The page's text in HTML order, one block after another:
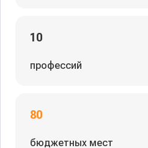
10
профессий
80
бюджетных мест